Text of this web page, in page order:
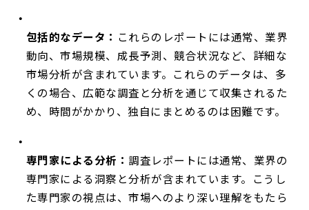
包括的なデータ： これらのレポートには通常、業界
動向、市場規模、成長予測、競合状況など、詳細な
市場分析が含まれています。これらのデータは、多
くの場合、広範な調査と分析を通じて収集されるた
め、時間がかかり、独自にまとめるのは困難です。
専門家による分析： 調査レポートには通常、業界の
専門家による洞察と分析が含まれています。こうし
た専門家の視点は、市場へのより深い理解をもたら